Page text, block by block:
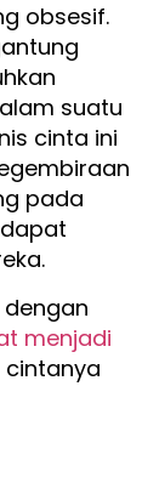
obsesif.
suatu
cinta ini
pada
menjadi
cintanya